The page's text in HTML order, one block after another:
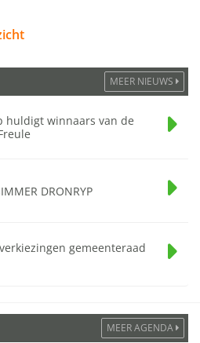
MEER NIEUWS
huldigt winnaars van de
DRONRYP
gemeenteraad
MEER AGENDA